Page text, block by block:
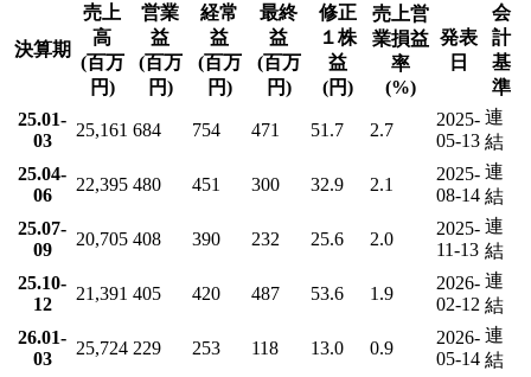
決算期
売上
高
(百万
円)
営業
益
(百万
円)
経常
益
(百万
円)
最終
益
(百万
円)
修正
１株
益
(円)
売上営
業損益
率
(%)
発表
日
会
計
基
準
25.01-
03
25,161 684 754 471 51.7 2.7
2025-
05-13
連
結
25.04-
06
22,395 480 451 300 32.9 2.1
2025-
08-14
連
結
25.07-
09
20,705 408 390 232 25.6 2.0
2025-
11-13
連
結
25.10-
12
21,391 405 420 487 53.6 1.9
2026-
02-12
連
結
26.01-
03
25,724 229 253 118 13.0 0.9
2026-
05-14
連
結